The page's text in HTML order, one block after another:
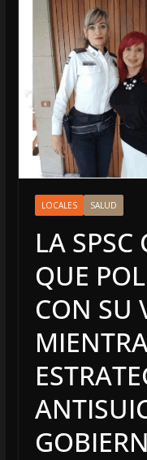
LOCALES SALUD
LA
QUE
CON SU